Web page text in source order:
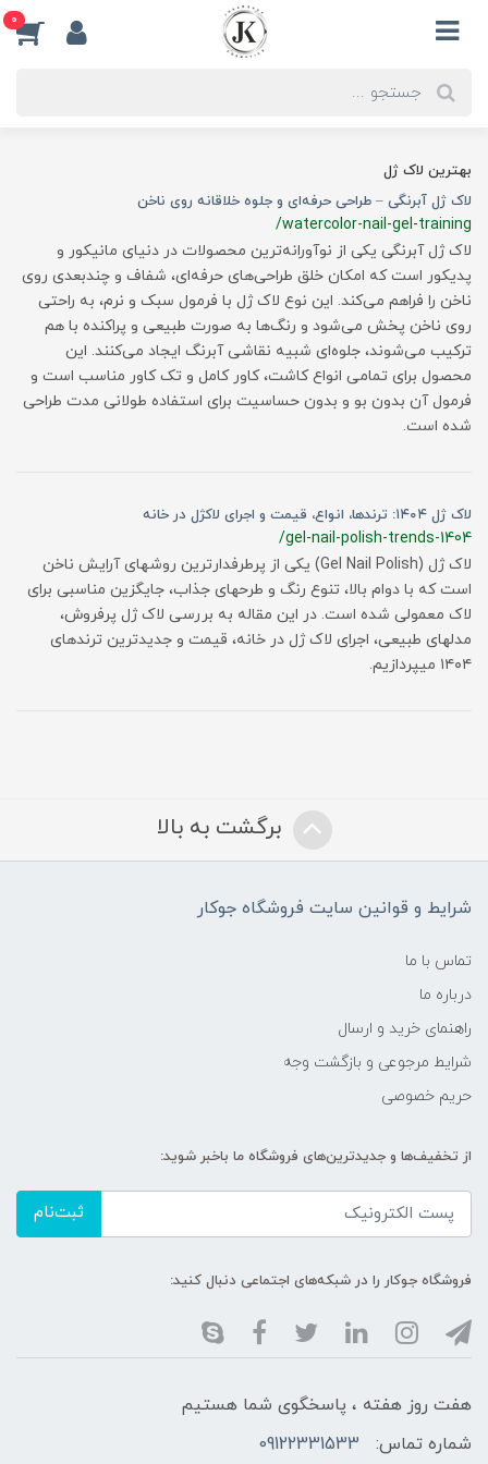
0
بهترین لاک ژل
لاک ژل آبرنگی – طراحی حرفه‌ای و جلوه خلاقانه روی ناخن
/watercolor-nail-gel-training
لاک ژل آبرنگی یکی از نوآورانه‌ترین محصولات در دنیای مانیکور و
پدیکور است که امکان خلق طراحی‌های حرفه‌ای، شفاف و چندبعدی روی
ناخن را فراهم می‌کند. این نوع لاک ژل با فرمول سبک و نرم، به راحتی
روی ناخن پخش می‌شود و رنگ‌ها به صورت طبیعی و پراکنده با هم
ترکیب می‌شوند، جلوه‌ای شبیه نقاشی آبرنگ ایجاد می‌کنند. این
محصول برای تمامی انواع کاشت، کاور کامل و تک کاور مناسب است و
فرمول آن بدون بو و بدون حساسیت برای استفاده طولانی مدت طراحی
شده است.
لاک ژل ۱۴۰۴: ترندها، انواع، قیمت و اجرای لاکژل در خانه
/gel-nail-polish-trends-1404
لاک ژل (Gel Nail Polish) یکی از پرطرفدارترین روشهای آرایش ناخن
است که با دوام بالا، تنوع رنگ و طرحهای جذاب، جایگزین مناسبی برای
لاک معمولی شده است. در این مقاله به بررسی لاک ژل پرفروش،
مدلهای طبیعی، اجرای لاک ژل در خانه، قیمت و جدیدترین ترندهای
۱۴۰۴ میپردازیم.
برگشت به بالا
شرایط و قوانین سایت فروشگاه جوکار
تماس با ما
درباره ما
راهنمای خرید و ارسال
شرایط مرجوعی و بازگشت وجه
حریم خصوصی
از تخفیف‌ها و جدیدترین‌های فروشگاه ما باخبر شوید:
ثبت‌نام
فروشگاه جوکار را در شبکه‌های اجتماعی دنبال کنید:
هفت روز هفته ، پاسخگوی شما هستیم
شماره تماس:
09122331533